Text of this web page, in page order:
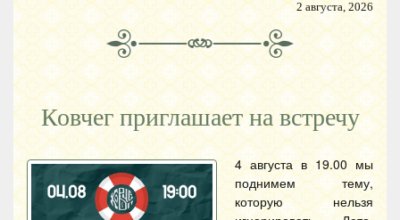
2 августа, 2026
Ковчег приглашает на встречу
4 августа в 19.00 мы
поднимем тему,
которую нельзя